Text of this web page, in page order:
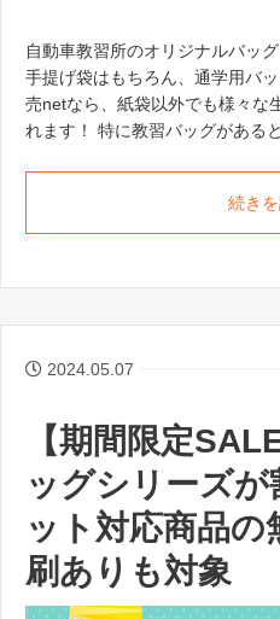
自動車教習所のオリジナルバッ
手提げ袋はもちろん、通学用バ
売netなら、紙袋以外でも様々な
れます！ 特に教習バッグがある
続き
2024.05.07
【期間限定
ッグシリーズが
ット対応商品の
刷ありも対象